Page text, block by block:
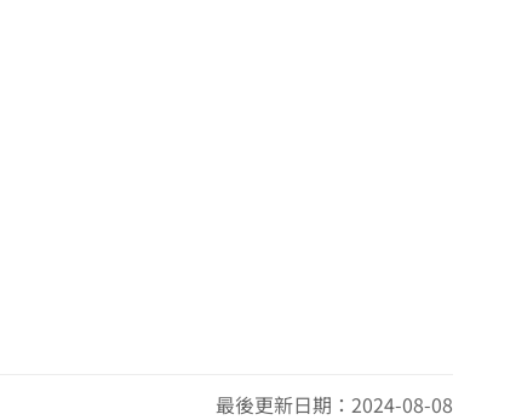
最後更新日期：2024-08-08